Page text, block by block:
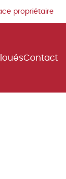
propriétaire
Contact